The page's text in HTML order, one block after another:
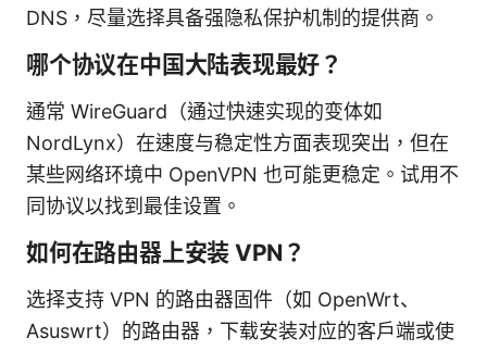
DNS，尽量选择具备强隐私保护机制的提供商。
哪个协议在中国大陆表现最好？
通常 WireGuard（通过快速实现的变体如
NordLynx）在速度与稳定性方面表现突出，但在
某些网络环境中 OpenVPN 也可能更稳定。试用不
同协议以找到最佳设置。
如何在路由器上安装 VPN？
选择支持 VPN 的路由器固件（如 OpenWrt、
Asuswrt）的路由器，下载安装对应的客户端或使